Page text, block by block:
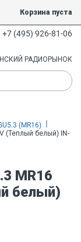
Корзина пуста
+7 (495) 926-81-06
РАДИОРЫНОК
(MR16)
(Теплый белый) IN-
MR16
белый)